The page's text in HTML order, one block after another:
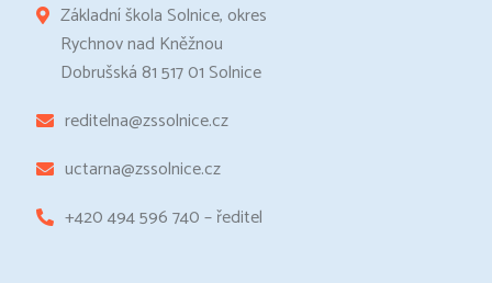
Základní škola Solnice, okres
Rychnov nad Kněžnou
Dobrušská 81 517 01 Solnice
reditelna@zssolnice.cz
uctarna@zssolnice.cz
+420 494 596 740 – ředitel